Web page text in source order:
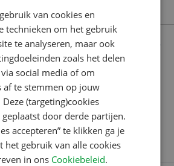
helpt je graag
GERMAN
SPANISH
SWEDISH
van cookies en
technieken om het gebruik
te analyseren, maar ook
zoals het delen
social media of om
af te stemmen op jouw
(targeting)cookies
door derde partijen.
accepteren” te klikken ga je
het gebruik van alle cookies
in ons Cookiebeleid.